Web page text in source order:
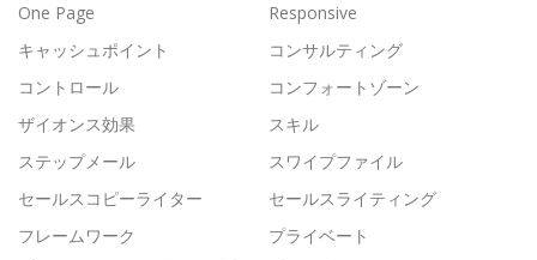
One Page
Responsive
キャッシュポイント
コンサルティング
コントロール
コンフォートゾーン
ザイオンス効果
スキル
ステップメール
スワイプファイル
セールスコピーライター
セールスライティング
フレームワーク
プライベート